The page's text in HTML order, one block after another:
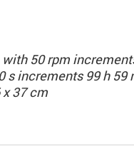
with 50 rpm
s increments 99 h
x 37 cm